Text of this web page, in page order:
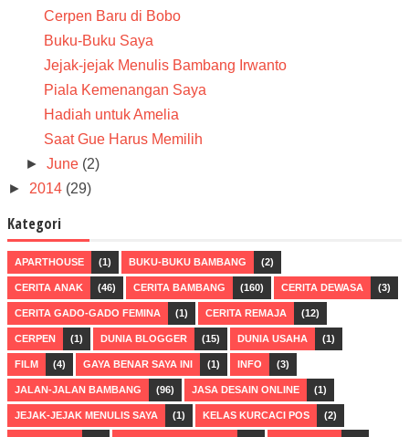
Cerpen Baru di Bobo
Buku-Buku Saya
Jejak-jejak Menulis Bambang Irwanto
Piala Kemenangan Saya
Hadiah untuk Amelia
Saat Gue Harus Memilih
►June (2)
► 2014 (29)
Kategori
APARTHOUSE (1) BUKU-BUKU BAMBANG (2)
CERITA ANAK (46) CERITA BAMBANG (160) CERITA DEWASA (3)
CERITA GADO-GADO FEMINA (1) CERITA REMAJA (12)
CERPEN (1) DUNIA BLOGGER (15) DUNIA USAHA (1)
FILM (4) GAYA BENAR SAYA INI (1) INFO (3)
JALAN-JALAN BAMBANG (96) JASA DESAIN ONLINE (1)
JEJAK-JEJAK MENULIS SAYA (1) KELAS KURCACI POS (2)